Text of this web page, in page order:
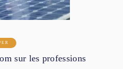
sur les professions